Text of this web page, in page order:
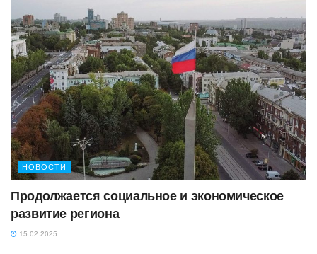
НОВОСТИ
Продолжается социальное и экономическое
развитие региона
15.02.2025